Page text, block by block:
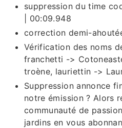
suppression du time
| 00:09.948
correction demi-
Vérification des noms
franchetti ->
troène, lauriettin ->
Suppression annonce
notre émission ? Alors
communauté de
jardins en vous